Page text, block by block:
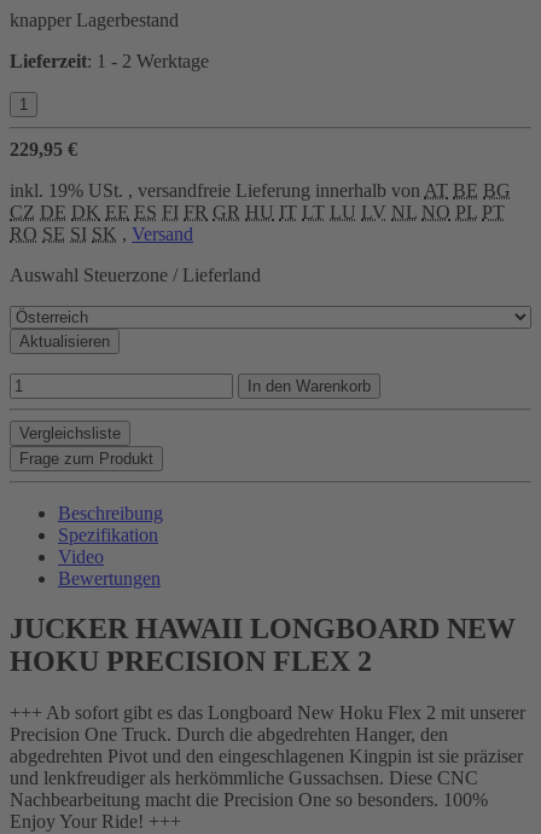
knapper Lagerbestand
Lieferzeit: 1 - 2 Werktage
229,95 €
inkl. 19% USt. , versandfreie Lieferung innerhalb von AT BE BG
CZ DE DK EE ES FI FR GR HU IT LT LU LV NL NO PL PT
RO SE SI SK , Versand
Auswahl Steuerzone / Lieferland
Aktualisieren
In den Warenkorb
Vergleichsliste
Frage zum Produkt
Beschreibung
Spezifikation
Video
Bewertungen
JUCKER HAWAII LONGBOARD NEW
HOKU PRECISION FLEX 2
+++ Ab sofort gibt es das Longboard New Hoku Flex 2 mit unserer
Precision One Truck. Durch die abgedrehten Hanger, den
abgedrehten Pivot und den eingeschlagenen Kingpin ist sie präziser
und lenkfreudiger als herkömmliche Gussachsen. Diese CNC
Nachbearbeitung macht die Precision One so besonders. 100%
Enjoy Your Ride! +++